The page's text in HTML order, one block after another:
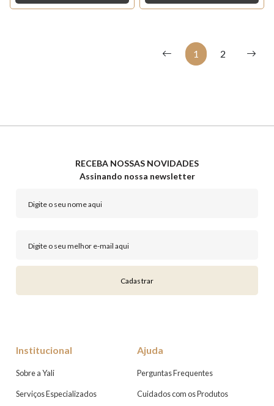
1 2
RECEBA NOSSAS NOVIDADES
Assinando nossa newsletter
Cadastrar
Institucional
Sobre a Yali
Serviços Especializados
Ajuda
Perguntas Frequentes
Cuidados com os Produtos